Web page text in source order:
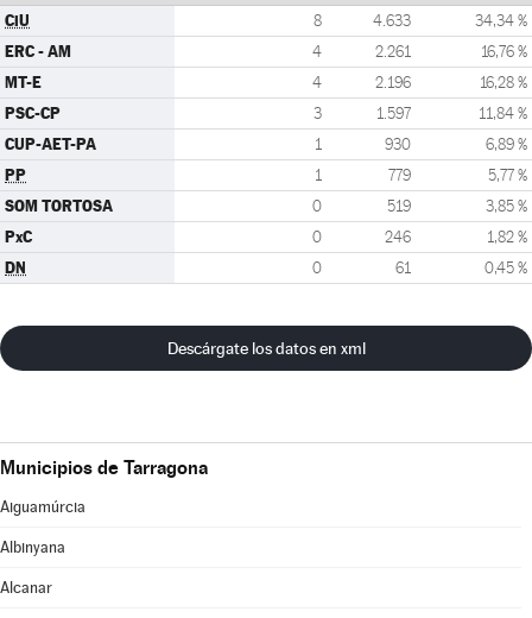
CiU 8 4.633 34,34 %
ERC - AM 4 2.261 16,76 %
MT-E 4 2.196 16,28 %
PSC-CP 3 1.597 11,84 %
CUP-AET-PA 1 930 6,89 %
PP 1 779 5,77 %
SOM TORTOSA 0 519 3,85 %
PxC 0 246 1,82 %
DN 0 61 0,45 %
Descárgate los datos en xml
Municipios de Tarragona
Aiguamúrcia
Albinyana
Alcanar